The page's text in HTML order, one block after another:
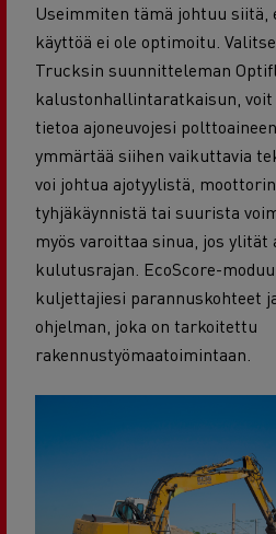
Useimmiten tämä johtuu siitä,
käyttöä ei ole optimoitu.
Trucksin suunnitteleman
kalustonhallintaratkaisun,
tietoa ajoneuvojesi
ymmärtää siihen vaikuttavia
voi johtua ajotyylistä,
tyhjäkäynnistä tai suurista
myös varoittaa sinua, jos ylität
kulutusrajan. EcoScore-
kuljettajiesi parannuskohteet
ohjelman, joka on tarkoitettu
rakennustyömaatoimintaan.